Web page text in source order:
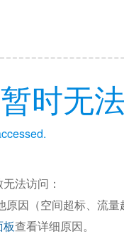
时无
法访问：
因（空间超标、流
查看详细原因。